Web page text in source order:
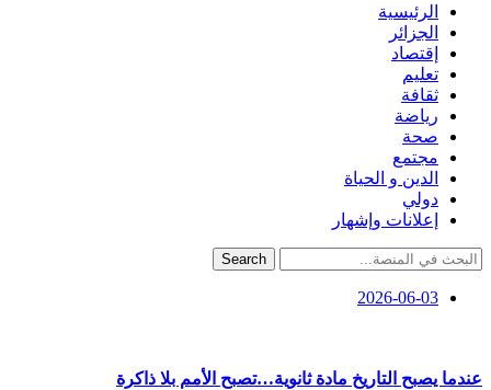
الرئيسية
الجزائر
إقتصاد
تعليم
ثقافة
رياضة
صحة
مجتمع
الدين و الحياة
دولي
إعلانات وإشهار
Search
2026-06-03
عندما يصبح التاريخ مادة ثانوية…تصبح الأمم بلا ذاكرة